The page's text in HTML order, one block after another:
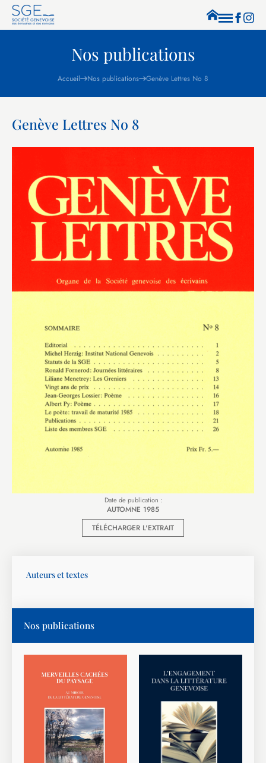
Nos publications
Accueil Nos publications Genève Lettres No 8
Genève Lettres No 8
Date de publication :
AUTOMNE 1985
TÉLÉCHARGER L'EXTRAIT
Auteurs et textes
Nos publications